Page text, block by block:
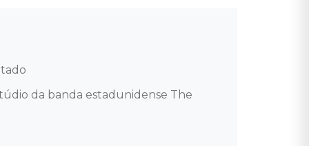
da banda estadunidense The